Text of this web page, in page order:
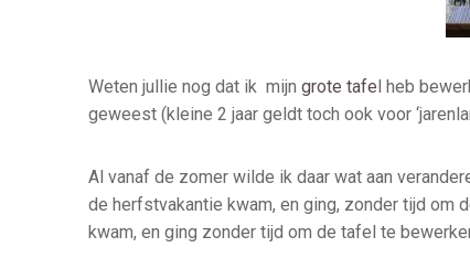
Weten jullie nog dat ik mijn grote tafel heb
geweest (kleine 2 jaar geldt toch ook voor
Al vanaf de zomer wilde ik daar wat aan
de herfstvakantie kwam, en ging, zonder tijd om
kwam, en ging zonder tijd om de tafel te